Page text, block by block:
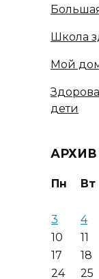
Школа
Мой
дети
Пн Вт
3
4
10
11
17
18
24
25